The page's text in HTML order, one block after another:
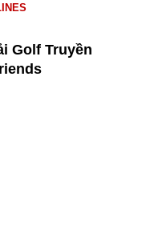
Golf Truyền